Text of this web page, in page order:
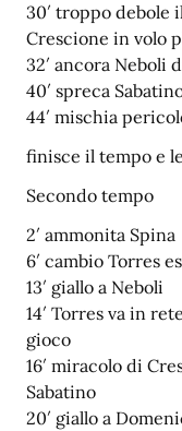
30′ troppo debole
Crescione in volo
32′ ancora Neboli
40′ spreca
44′ mischia
finisce il tempo e
Secondo tempo
2′ ammonita Spina
6′ cambio Torres
13′ giallo a Neboli
14′ Torres va in
gioco
16′ miracolo di
Sabatino
20′ giallo a